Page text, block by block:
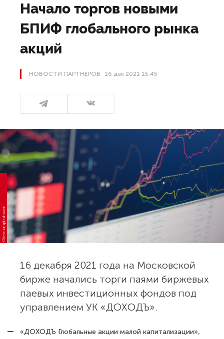
Начало торгов новыми
БПИФ глобального рынка
акций
НОВОСТИ ПАРТНЕРОВ 16 дек 2021 15:45
Фото: unsplash.com
16 декабря 2021 года на Московской
бирже начались торги паями биржевых
паевых инвестиционных фондов под
управлением УК «ДОХОДЪ».
«ДОХОДЪ Глобальные акции малой капитализации»,